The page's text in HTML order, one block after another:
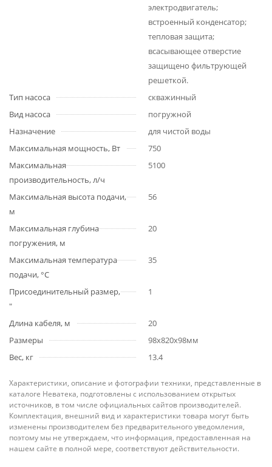
электродвигатель;
встроенный конденсатор;
тепловая защита;
всасывающее отверстие
защищено фильтрующей
решеткой.
Тип насоса
скважинный
Вид насоса
погружной
Назначение
для чистой воды
Максимальная мощность, Вт
750
Максимальная
производительность, л/ч
5100
Максимальная высота подачи,
м
56
Максимальная глубина
погружения, м
20
Максимальная температура
подачи, °С
35
Присоединительный размер,
"
1
Длина кабеля, м
20
Размеры
98x820x98мм
Вес, кг
13.4
Характеристики, описание и фотографии техники, представленные в
каталоге Неватека, подготовлены с использованием открытых
источников, в том числе официальных сайтов производителей.
Комплектация, внешний вид и характеристики товара могут быть
изменены производителем без предварительного уведомления,
поэтому мы не утверждаем, что информация, предоставленная на
нашем сайте в полной мере, соответствуют действительности.